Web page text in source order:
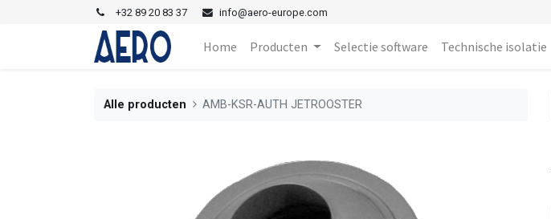
+32 89 20 83 37 info@aero-europe.com
Home Producten Selectie software Technische isolatie
Alle producten AMB-KSR-AUTH JETROOSTER